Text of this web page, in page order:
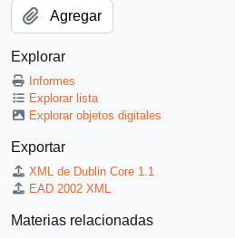
Agregar
Explorar
Informes
Explorar lista
Explorar objetos digitales
Exportar
XML de Dublin Core 1.1
EAD 2002 XML
Materias relacionadas